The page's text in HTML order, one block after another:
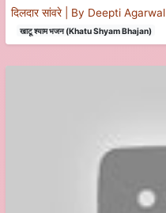
दिलदार सांवरे | By Deepti Agarwal
खाटू श्याम भजन (Khatu Shyam Bhajan)